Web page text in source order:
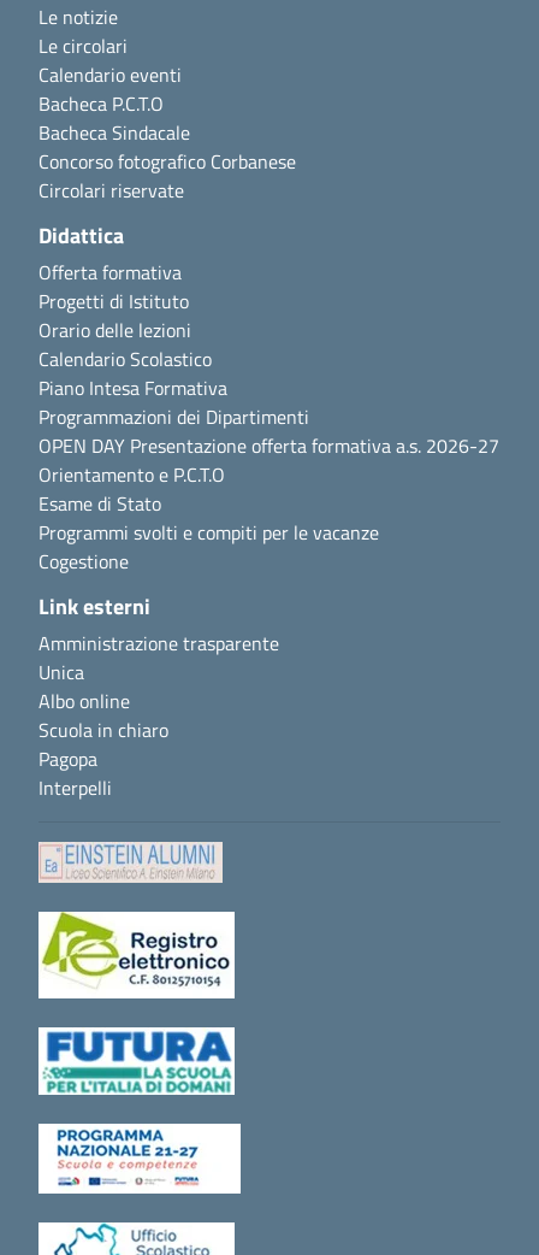
Le notizie
Le circolari
Calendario eventi
Bacheca P.C.T.O
Bacheca Sindacale
Concorso fotografico Corbanese
Circolari riservate
Didattica
Offerta formativa
Progetti di Istituto
Orario delle lezioni
Calendario Scolastico
Piano Intesa Formativa
Programmazioni dei Dipartimenti
OPEN DAY Presentazione offerta formativa a.s. 2026-27
Orientamento e P.C.T.O
Esame di Stato
Programmi svolti e compiti per le vacanze
Cogestione
Link esterni
Amministrazione trasparente
Unica
Albo online
Scuola in chiaro
Pagopa
Interpelli